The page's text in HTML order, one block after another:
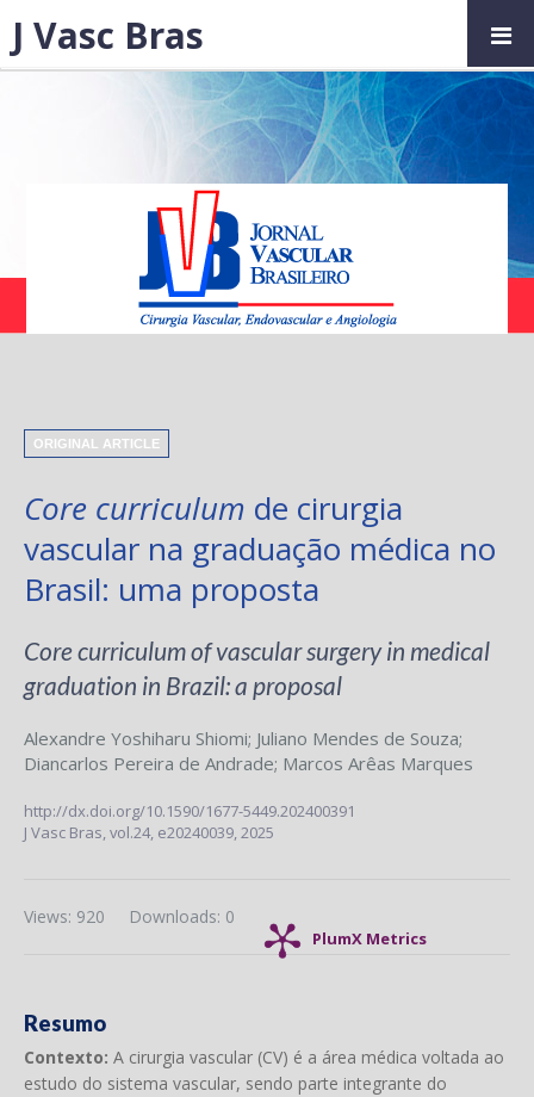
ORIGINAL ARTICLE
Core curriculum de cirurgia
vascular na graduação médica no
Brasil: uma proposta
Core curriculum of vascular surgery in medical
graduation in Brazil: a proposal
Alexandre Yoshiharu Shiomi; Juliano Mendes de Souza;
Diancarlos Pereira de Andrade; Marcos Arêas Marques
http://dx.doi.org/10.1590/1677-5449.202400391
J Vasc Bras,vol.24, e20240039, 2025
PlumX Metrics
Downloads: 0
Views: 920
Resumo
Contexto: A cirurgia vascular (CV) é a área médica voltada ao
estudo do sistema vascular, sendo parte integrante do
J Vasc Bras